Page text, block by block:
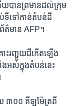
បានព្រមាន​ដល់​ក្រុម​
ាស់​ទី​ទៅ​កាន់តំបន់ដី​
ព័ត៌មាន AFP។
ះរញ្ជួយ​ដី​កើត​ឡើង
ង​អស់​ក្នុង​តំបន់​នេះ​
យ ៣០០ ​គីឡូម៉ែត្រ​ពី